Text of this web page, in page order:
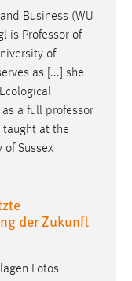
Business (WU
is Professor of
of
as [...] she
as a full professor
taught at the
of Sussex
der Zukunft
Fotos